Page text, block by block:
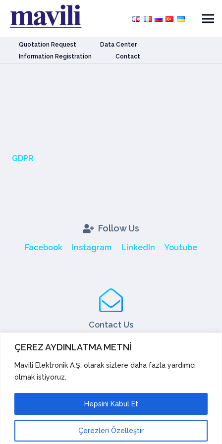
ÇEREZ AYDINLATMA METNİ
Mavili Elektronik A.Ş. olarak sizlere daha fazla yardımcı
olmak istiyoruz.
Çerezleri Özelleştir
Hepsini Kabul Et
Quotation Request
Data Center
Information Registration
Contact
GDPR
Follow Us
Facebook Instagram LinkedIn Youtube
Contact Us
Fax: +90 216 466 45 10
export@mavili.com.tr
Sales Support
Export
Academy
Suggestions and Complaints